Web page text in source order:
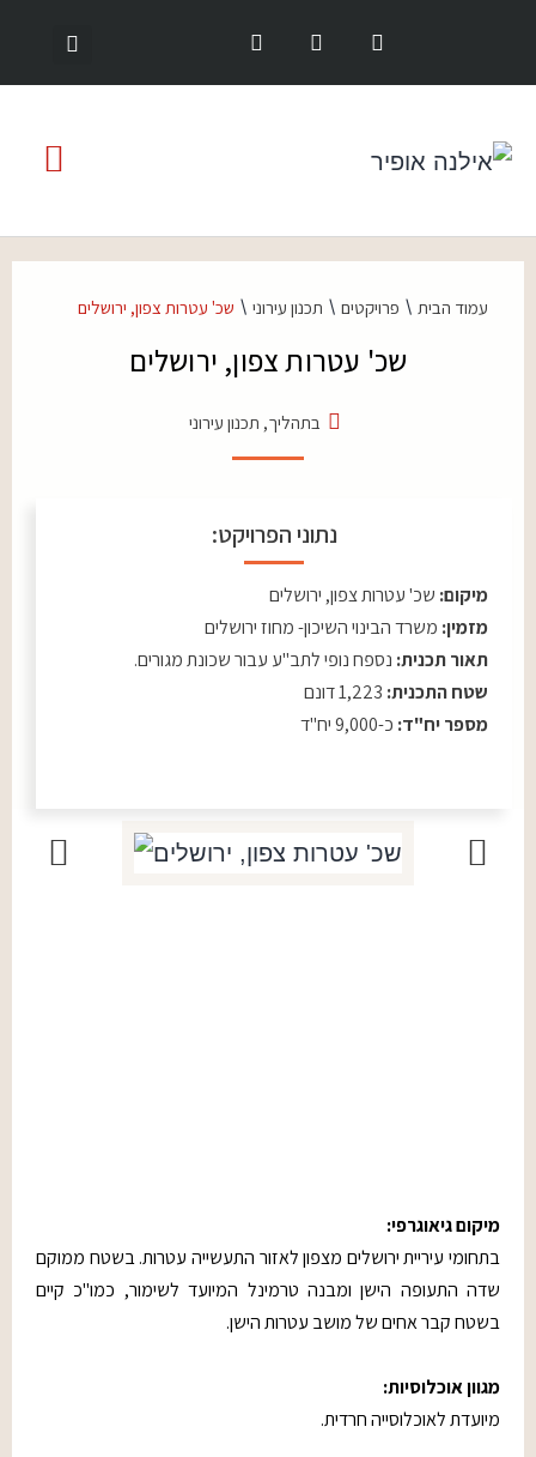
עמוד הבית \ פרויקטים \ תכנון עירוני \ שכ' עטרות צפון, ירושלים
שכ' עטרות צפון, ירושלים
בתהליך, תכנון עירוני
נתוני הפרויקט:
מיקום: שכ' עטרות צפון, ירושלים
מזמין: משרד הבינוי השיכון- מחוז ירושלים
תאור תכנית: נספח נופי לתב"ע עבור שכונת מגורים.
שטח התכנית: 1,223 דונם
מספר יח"ד: כ-9,000 יח"ד
מיקום גיאוגרפי:
בתחומי עיריית ירושלים מצפון לאזור התעשייה עטרות. בשטח ממוקם
שדה התעופה הישן ומבנה טרמינל המיועד לשימור, כמו"כ קיים
בשטח קבר אחים של מושב עטרות הישן.
מגוון אוכלוסיות:
מיועדת לאוכלוסייה חרדית.